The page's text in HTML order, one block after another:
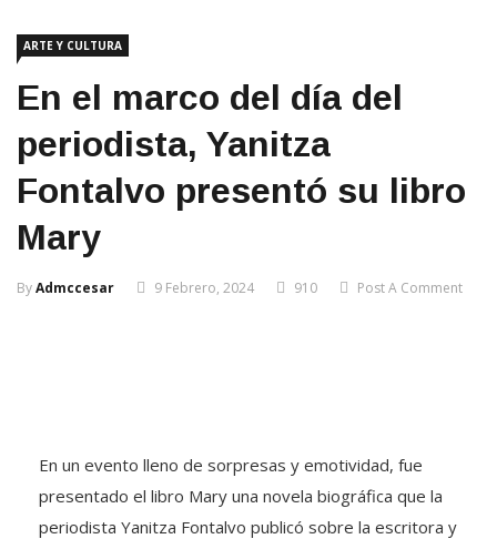
ARTE Y CULTURA
En el marco del día del
periodista, Yanitza
Fontalvo presentó su libro
Mary
ByAdmccesar 9 Febrero, 2024 910 Post A Comment
En un evento lleno de sorpresas y emotividad, fue
presentado el libro Mary una novela biográfica que la
periodista Yanitza Fontalvo publicó sobre la escritora y